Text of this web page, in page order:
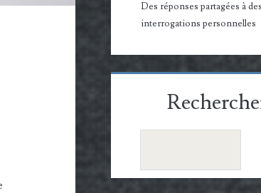
Des réponses partagées à des
interrogations personnelles